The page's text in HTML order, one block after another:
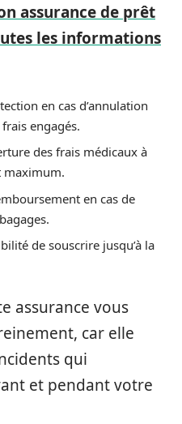
assurance de prêt
les informations
en cas d’annulation
engagés.
des frais médicaux à
maximum.
en cas de
de souscrire jusqu’à la
assurance vous
car elle
qui
et pendant votre